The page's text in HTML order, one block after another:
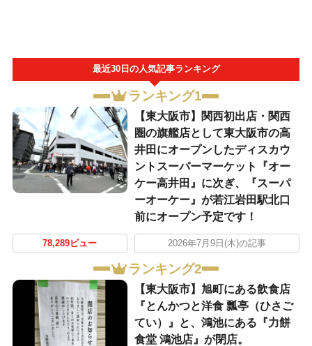
最近30日の人気記事ランキング
ランキング1
【東大阪市】関西初出店・関西
圏の旗艦店として東大阪市の高
井田にオープンしたディスカウ
ントスーパーマーケット『オー
ケー高井田』に次ぎ、『スーパ
ーオーケー』が若江岩田駅北口
前にオープン予定です！
78,289ビュー 2026年7月9日(木)の記事
ランキング2
【東大阪市】旭町にある飲食店
『とんかつと洋食 瓢亭（ひさご
てい）』と、鴻池にある『力餅
食堂 鴻池店』が閉店。